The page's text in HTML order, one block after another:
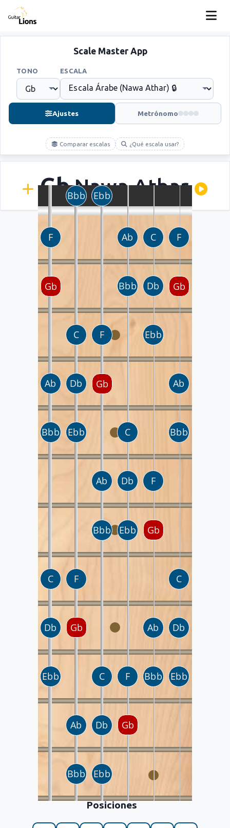
Scale Master App
TONO ESCALA
Ajustes Metrónomo
Comparar escalas ¿Qué escala usar?
GbNawa Athar
Posiciones